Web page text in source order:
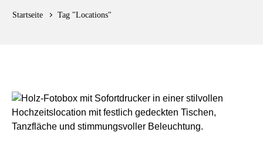
Startseite Tag "Locations"